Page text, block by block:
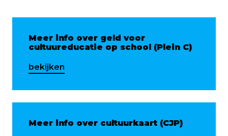
Meer info over geld voor
cultuureducatie op school (Plein C)
bekijken
Meer info over cultuurkaart (CJP)